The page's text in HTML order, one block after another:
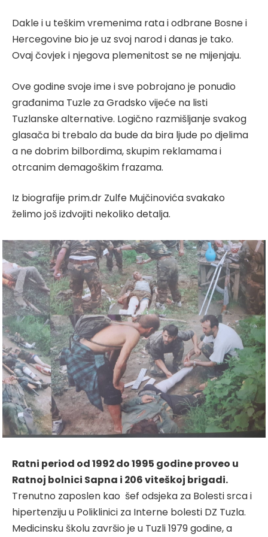
Dakle i u teškim vremenima rata i odbrane Bosne i
Hercegovine bio je uz svoj narod i danas je tako.
Ovaj čovjek i njegova plemenitost se ne mijenjaju.
Ove godine svoje ime i sve pobrojano je ponudio
građanima Tuzle za Gradsko vijeće na listi
Tuzlanske alternative. Logično razmišljanje svakog
glasača bi trebalo da bude da bira ljude po djelima
a ne dobrim bilbordima, skupim reklamama i
otrcanim demagoškim frazama.
Iz biografije prim.dr Zulfe Mujčinovića svakako
želimo još izdvojiti nekoliko detalja.
Ratni period od 1992 do 1995 godine proveo u
Ratnoj bolnici Sapna i 206 viteškoj brigadi.
Trenutno zaposlen kao šef odsjeka za Bolesti srca i
hipertenziju u Poliklinici za Interne bolesti DZ Tuzla.
Medicinsku školu završio je u Tuzli 1979 godine, a